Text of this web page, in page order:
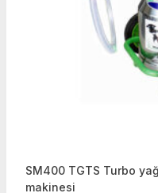
SM400 TGTS Turbo
makinesi